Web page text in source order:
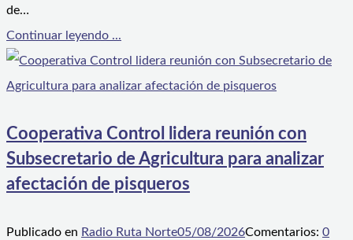
de…
Continuar leyendo ...
Cooperativa Control lidera reunión con
Subsecretario de Agricultura para analizar
afectación de pisqueros
Publicado en Radio Ruta Norte05/08/2026Comentarios: 0